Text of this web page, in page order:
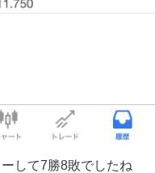
して7勝8敗でしたね